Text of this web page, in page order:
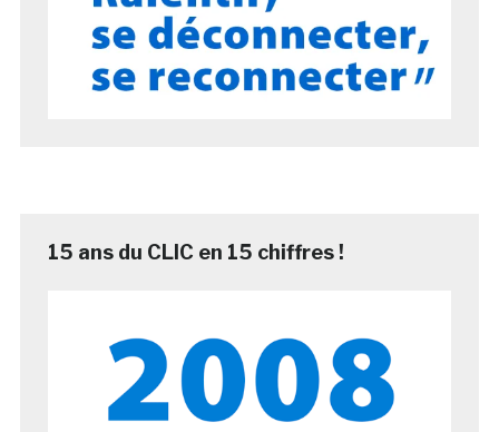
15 ans du CLIC en 15 chiffres !